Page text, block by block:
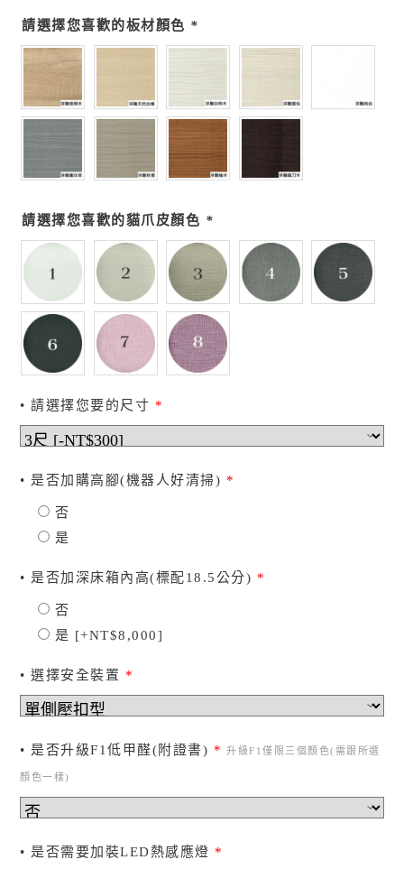
請選擇您喜歡的板材顏色 *
請選擇您喜歡的貓爪皮顏色 *
• 請選擇您要的尺寸 *
• 是否加購高腳(機器人好清掃) *
否
是
• 是否加深床箱內高(標配18.5公分) *
否
是 [+NT$8,000]
• 選擇安全裝置 *
• 是否升級F1低甲醛(附證書) * 升級F1僅限三個顏色(需跟所選
顏色一樣)
• 是否需要加裝LED熱感應燈 *